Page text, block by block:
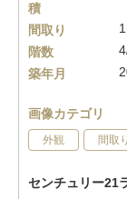
積
間取り
階数
築年月
画像カテゴリ
外観 間取り
センチュリー21